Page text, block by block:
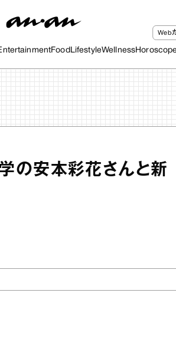
Food LifestyleWellness
Web
の安本彩花さんと新